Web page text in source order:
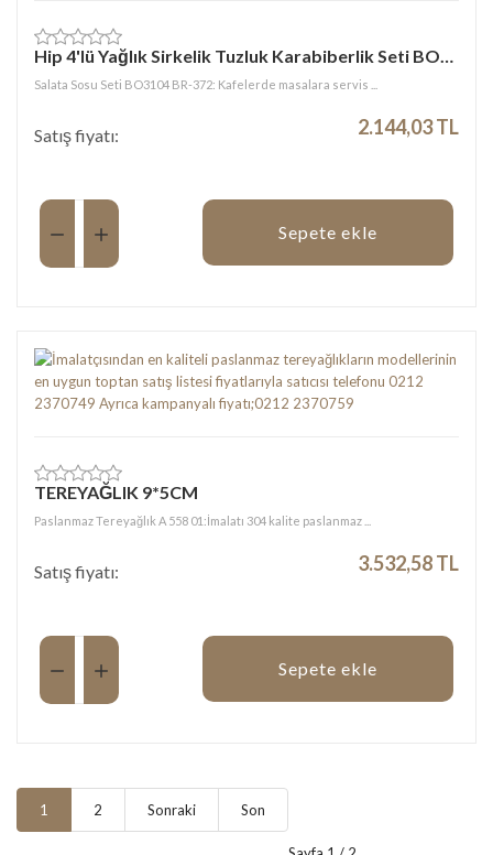
Hip 4'lü Yağlık Sirkelik Tuzluk Karabiberlik Seti BO3104
Salata Sosu Seti BO3104 BR-372: Kafelerde masalara servis ...
Satış fiyatı: 2.144,03 TL
Miktar:
Sepete ekle
TEREYAĞLIK 9*5CM
Paslanmaz Tereyağlık A 558 01:İmalatı 304 kalite paslanmaz ...
Satış fiyatı: 3.532,58 TL
Miktar:
Sepete ekle
1 2 Sonraki Son